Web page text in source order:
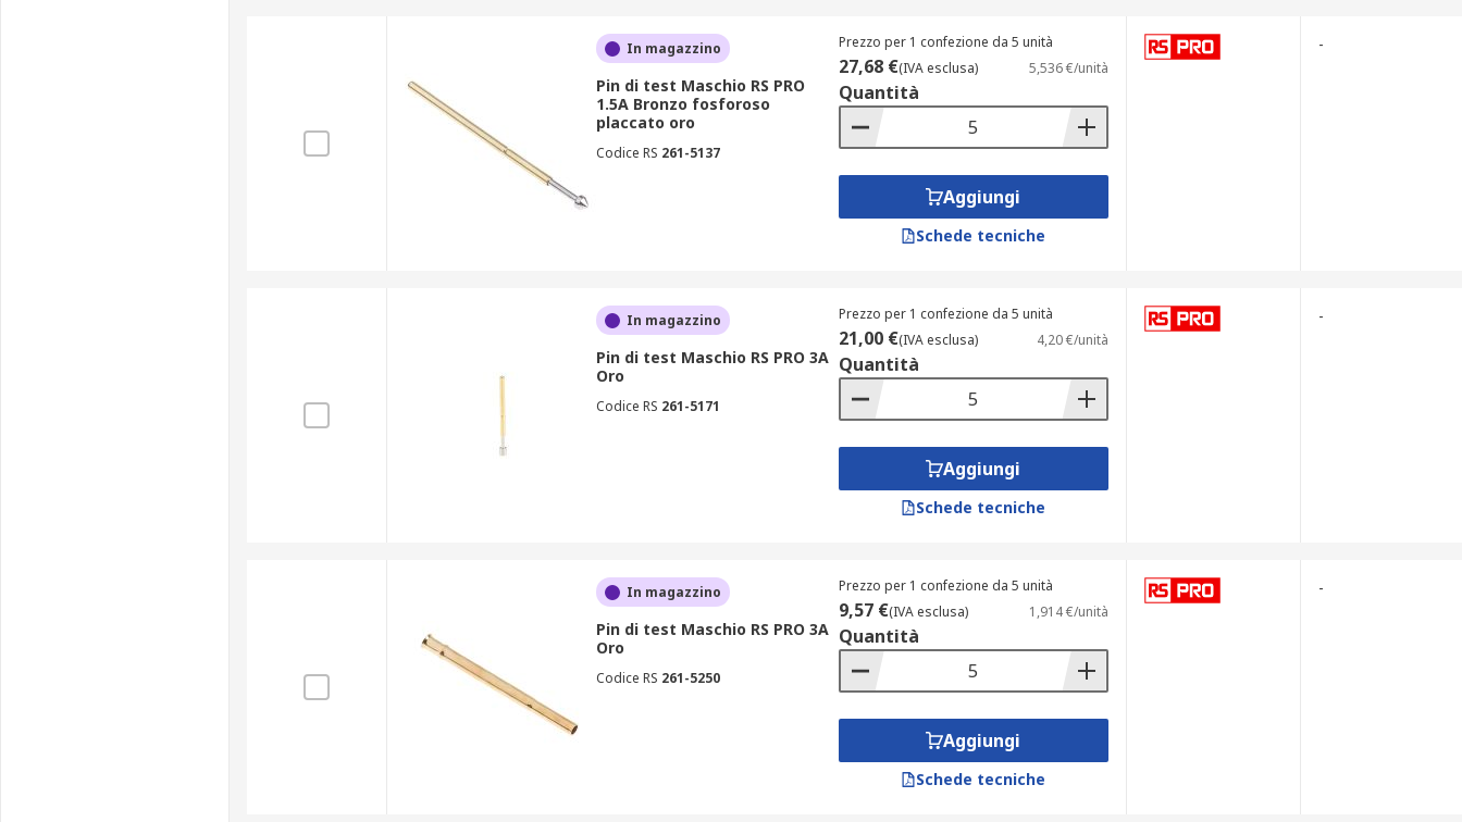
In magazzino
Pin di test Maschio RS PRO
1.5A Bronzo fosforoso
placcato oro
Codice RS 261-5137
Prezzo per 1 confezione da 5 unità
27,68 €(IVA esclusa) 5,536 €/unità
Quantità
Aggiungi
Schede tecniche
-
In magazzino
Pin di test Maschio RS PRO 3A
Oro
Codice RS 261-5171
Prezzo per 1 confezione da 5 unità
21,00 €(IVA esclusa) 4,20 €/unità
Quantità
Aggiungi
Schede tecniche
-
In magazzino
Pin di test Maschio RS PRO 3A
Oro
Codice RS 261-5250
Prezzo per 1 confezione da 5 unità
9,57 €(IVA esclusa) 1,914 €/unità
Quantità
Aggiungi
Schede tecniche
-